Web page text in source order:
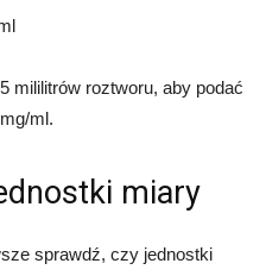
mililitrów roztworu, aby podać
ml.
miary
sprawdź, czy jednostki